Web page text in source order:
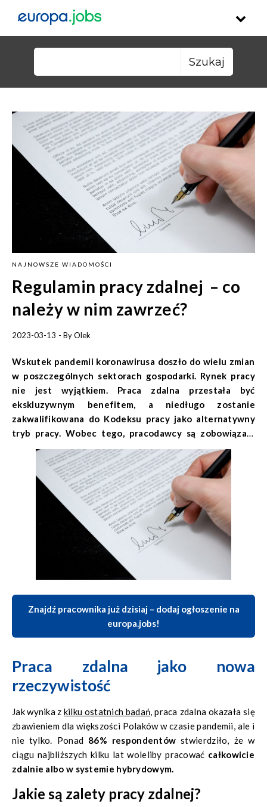
NAJNOWSZE WIADOMOŚCI
Regulamin pracy zdalnej – co
należy w nim zawrzeć?
2023-03-13 - ByOlek
Wskutek pandemii koronawirusa doszło do wielu zmian
w poszczególnych sektorach gospodarki. Rynek pracy
nie jest wyjątkiem. Praca zdalna przestała być
ekskluzywnym benefitem, a niedługo zostanie
zakwalifikowana do Kodeksu pracy jako alternatywny
tryb pracy. Wobec tego, pracodawcy są zobowiązani
stworzyć regulamin pracy zdalnej. Co należy zawrzeć w
takim dokumencie?
Znajdź pracownika już dzisiaj – dodaj ogłoszenie na
europa.jobs!
Praca zdalna jako nowa
rzeczywistość
Jak wynika z kilku ostatnich badań, praca zdalna okazała się
zbawieniem dla większości Polaków w czasie pandemii, ale i
nie tylko. Ponad 86% respondentówstwierdziło, że w
ciągu najbliższych kilku lat woleliby pracować całkowicie
zdalnie albo w systemie hybrydowym.
Jakie są zalety pracy zdalnej?